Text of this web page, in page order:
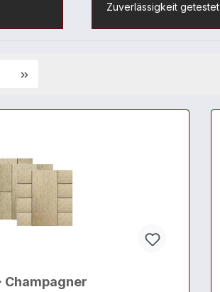
Zuverlässigkeit getestet
Champagner